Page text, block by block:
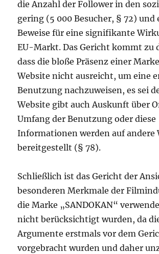
die Anzahl der Follower in den
gering (5 000 Besucher, § 72) und
Beweise für eine signifikante
EU-Markt. Das Gericht kommt zu
dass die bloße Präsenz einer
Website nicht ausreicht, um eine
Benutzung nachzuweisen, es sei
Website gibt auch Auskunft über
Umfang der Benutzung oder diese
Informationen werden auf andere
bereitgestellt (§ 78).
Schließlich ist das Gericht der
besonderen Merkmale der
die Marke „SANDOKAN“
nicht berücksichtigt wurden, da
Argumente erstmals vor dem
vorgebracht wurden und daher